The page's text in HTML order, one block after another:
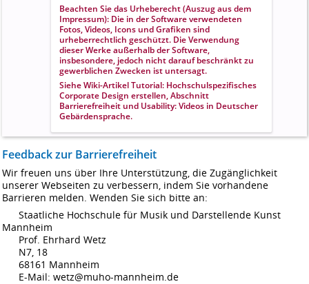
Beachten Sie das Urheberecht (Auszug aus dem
Impressum): Die in der Software verwendeten
Fotos, Videos, Icons und Grafiken sind
urheberrechtlich geschützt. Die Verwendung
dieser Werke außerhalb der Software,
insbesondere, jedoch nicht darauf beschränkt zu
gewerblichen Zwecken ist untersagt.
Siehe Wiki-ArtikelTutorial: Hochschulspezifisches
Corporate Design erstellen , Abschnitt
Barrierefreiheit und Usability: Videos in Deutscher
Gebärdensprache.
Feedbackzur Barrierefreiheit
Wir freuen uns über Ihre Unterstützung, die Zugänglichkeit
unserer Webseiten zu verbessern, indem Sie vorhandene
Barrieren melden. Wenden Sie sich bitte an:
Staatliche Hochschule für Musik und Darstellende Kunst
Mannheim
Prof. Ehrhard Wetz
N7, 18
68161 Mannheim
E-Mail: wetz@muho-mannheim.de